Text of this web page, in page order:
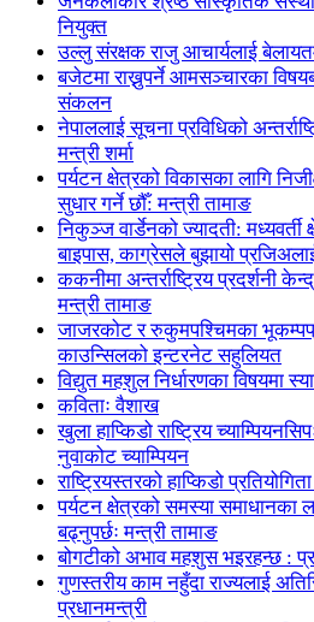
नियुक्त
उल्लु संरक्षक राजु आचार्यलाई
बजेटमा राख्नुपर्ने आमसञ्चारका
संकलन
नेपाललाई सूचना प्रविधिको
मन्त्री शर्मा
पर्यटन क्षेत्रको विकासका लागि
सुधार गर्ने छौँ: मन्त्री तामाङ
निकुञ्ज वार्डेनको ज्यादती: मध्यवर्ती
बाइपास, काग्रेसले बुझायो
ककनीमा अन्तर्राष्ट्रिय प्रदर्शनी
मन्त्री तामाङ
जाजरकोट र रुकुमपश्चिमका
काउन्सिलको इन्टरनेट सहुलियत
विद्युत महशुल निर्धारणका विषयमा
कविताः वैशाख
खुला हाप्किडो राष्ट्रिय
नुवाकोट च्याम्पियन
राष्ट्रियस्तरको हाप्किडो
पर्यटन क्षेत्रको समस्या समाधानका
बढ्नुपर्छः मन्त्री तामाङ
बोगटीको अभाव महशुस भइरहन्छ :
गुणस्तरीय काम नहुँदा राज्यलाई
प्रधानमन्त्री